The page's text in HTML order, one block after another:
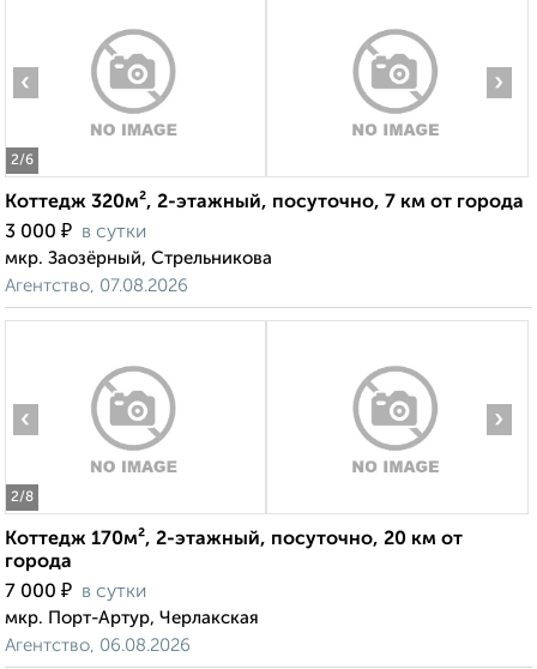
2/6
‹ ›
Коттедж 320м², 2-этажный, посуточно, 7 км от города
3 000 ₽ в сутки
мкр. Заозёрный, Стрельникова
Агентство, 07.08.2026
2/8
‹ ›
Коттедж 170м², 2-этажный, посуточно, 20 км от
города
7 000 ₽ в сутки
мкр. Порт-Артур, Черлакская
Агентство, 06.08.2026